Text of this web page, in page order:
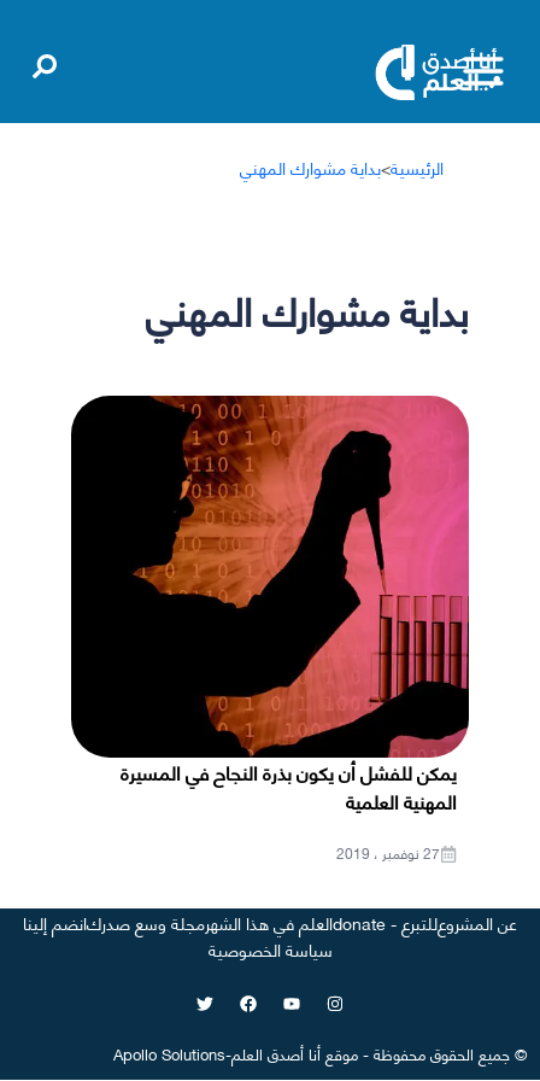
الرئيسية>بداية مشوارك المهني
بداية مشوارك المهني
يمكن للفشل أن يكون بذرة النجاح في المسيرة
المهنية العلمية
27 نوفمبر ، 2019
عن المشروعللتبرع - donate العلم في هذا الشهرمجلة وسع صدركانضم إلينا
سياسة الخصوصية
©جميع الحقوق محفوظة-موقعأنا أصدق العلم-
Apollo Solutions